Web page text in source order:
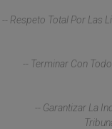
-- Respeto Total Por Las
-- Terminar Con
-- Garantizar La